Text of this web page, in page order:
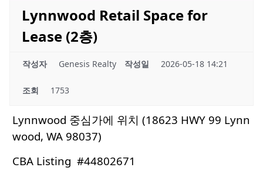
Lynnwood Retail Space for
Lease (2층)
작성자 Genesis Realty 작성일 2026-05-18 14:21
조회 1753
Lynnwood 중심가에 위치 (18623 HWY 99 Lynn
wood, WA 98037)
CBA Listing #44802671